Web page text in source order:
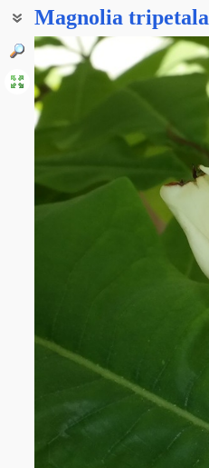
Magnolia tripetala
Магнолия трёхлепестковая